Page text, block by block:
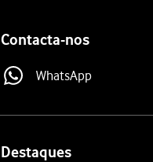
Contacta-nos
WhatsApp
Destaques